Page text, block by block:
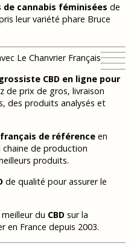
de cannabis féminisées de
leur variété phare Bruce
Le Chanvrier Français
CBD en ligne pour
de prix de gros, livraison
des produits analysés et
de référenceen
de production
produits.
de qualité pour assurer le
du CBDsur la
en France depuis 2003.